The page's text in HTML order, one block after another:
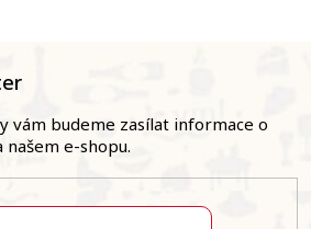
í
p
r
k
vám budeme zasílat informace o
e-shopu.